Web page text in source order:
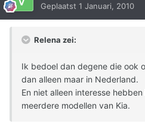
Geplaatst 1 Januari, 2010
Relena zei:
Ik bedoel dan degene die ook
dan alleen maar in Nederland.
En niet alleen interesse
meerdere modellen van Kia.